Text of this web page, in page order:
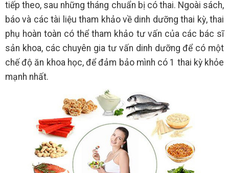
tiếp theo, sau những tháng chuẩn bị có thai. Ngoài sách,
báo và các tài liệu tham khảo về dinh dưỡng thai kỳ, thai
phụ hoàn toàn có thể tham khảo tư vấn của các bác sĩ
sản khoa, các chuyên gia tư vấn dinh dưỡng để có một
chế độ ăn khoa học, để đảm bảo mình có 1 thai kỳ khỏe
mạnh nhất.